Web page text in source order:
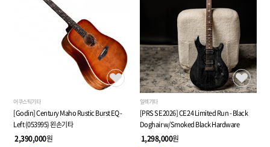
어쿠스틱기타
[Godin] Century Maho Rustic Burst EQ -
Left (053995) 왼손기타
2,390,000원
일렉기타
[PRS SE 2026] CE 24 Limited Run - Black
Doghair w/Smoked Black Hardware
1,298,000원